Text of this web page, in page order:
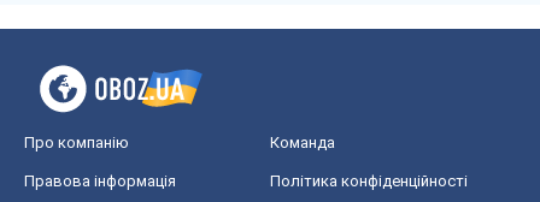
Про компанію Команда
Правова інформація Політика конфіденційності